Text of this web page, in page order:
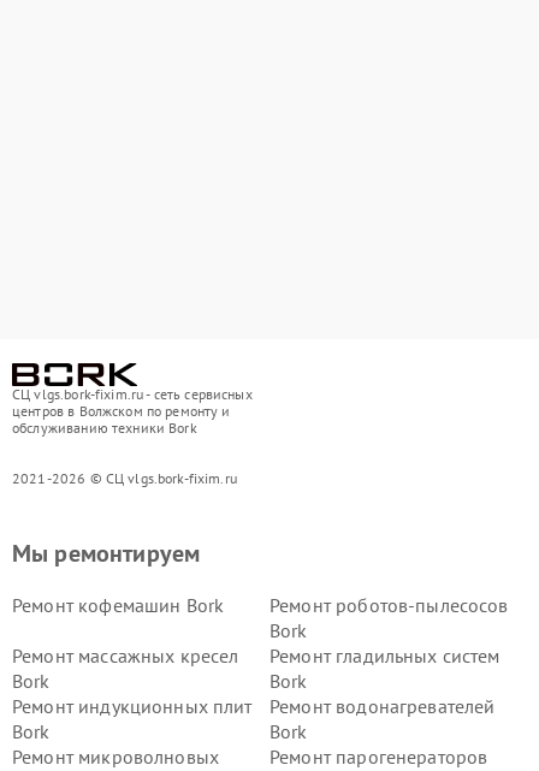
СЦ vlgs.bork-fixim.ru - сеть сервисных
центров в Волжском по ремонту и
обслуживанию техники Bork
2021-2026 © СЦ vlgs.bork-fixim.ru
Мы ремонтируем
Ремонт кофемашин Bork
Ремонт роботов-пылесосов
Bork
Ремонт массажных кресел
Bork
Ремонт гладильных систем
Bork
Ремонт индукционных плит
Bork
Ремонт водонагревателей
Bork
Ремонт микроволновых
Ремонт парогенераторов